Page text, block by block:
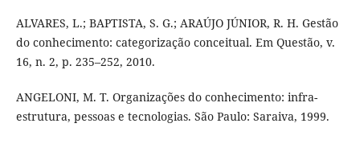
ALVARES, L.; BAPTISTA, S. G.; ARAÚJO JÚNIOR, R. H. Gestão
do conhecimento: categorização conceitual. Em Questão, v.
16, n. 2, p. 235–252, 2010.
ANGELONI, M. T. Organizações do conhecimento: infra-
estrutura, pessoas e tecnologias. São Paulo: Saraiva, 1999.